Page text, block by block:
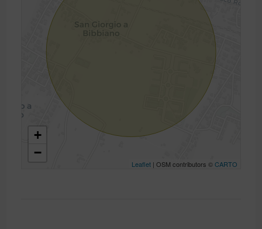
+
−
Leaflet| OSM contributors ©CARTO